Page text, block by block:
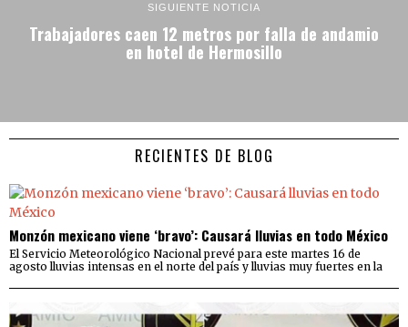
SIGUIENTE NOTICIA
Trabajadores caen 12 metros por falla de andamio
en hotel de Hermosillo
RECIENTES DE BLOG
Monzón mexicano viene ‘bravo’: Causará lluvias en todo México
El Servicio Meteorológico Nacional prevé para este martes 16 de
agosto lluvias intensas en el norte del país y lluvias muy fuertes en la